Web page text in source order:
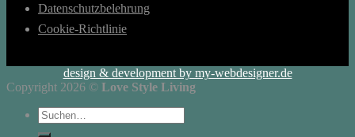
Datenschutzbelehrung
Cookie-Richtlinie
design & development by my-webdesigner.de
Copyright 2026 © Love Style Living
Suchen
nach: